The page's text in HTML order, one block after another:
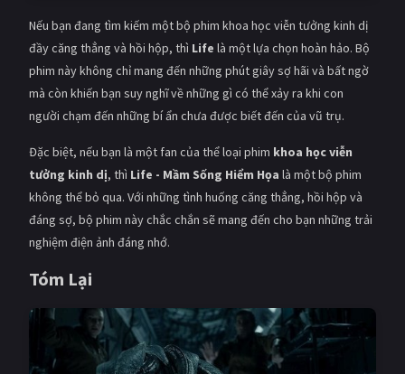
Nếu bạn đang tìm kiếm một bộ phim khoa học viễn tưởng kinh dị
đầy căng thẳng và hồi hộp, thì Life là một lựa chọn hoàn hảo. Bộ
phim này không chỉ mang đến những phút giây sợ hãi và bất ngờ
mà còn khiến bạn suy nghĩ về những gì có thể xảy ra khi con
người chạm đến những bí ẩn chưa được biết đến của vũ trụ.
Đặc biệt, nếu bạn là một fan của thể loại phim khoa học viễn
tưởng kinh dị, thì Life - Mầm Sống Hiểm Họa là một bộ phim
không thể bỏ qua. Với những tình huống căng thẳng, hồi hộp và
đáng sợ, bộ phim này chắc chắn sẽ mang đến cho bạn những trải
nghiệm điện ảnh đáng nhớ.
Tóm Lại